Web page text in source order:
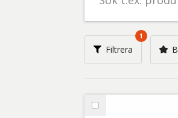
Sök
livsmedel
på
t.ex.
produkt,
varumärke,
GTIN
Filtrera
1
Välj